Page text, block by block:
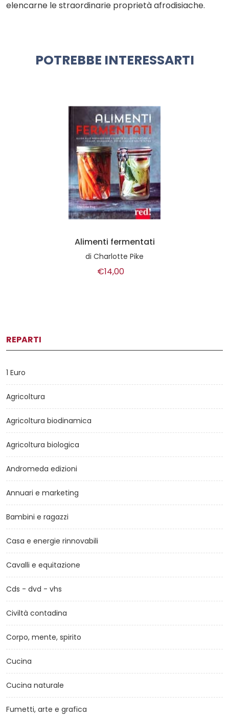
elencarne le straordinarie proprietà afrodisiache.
POTREBBE INTERESSARTI
Alimenti fermentati
di Charlotte Pike
€14,00
REPARTI
1 Euro
Agricoltura
Agricoltura biodinamica
Agricoltura biologica
Andromeda edizioni
Annuari e marketing
Bambini e ragazzi
Casa e energie rinnovabili
Cavalli e equitazione
Cds - dvd - vhs
Civiltà contadina
Corpo, mente, spirito
Cucina
Cucina naturale
Fumetti, arte e grafica